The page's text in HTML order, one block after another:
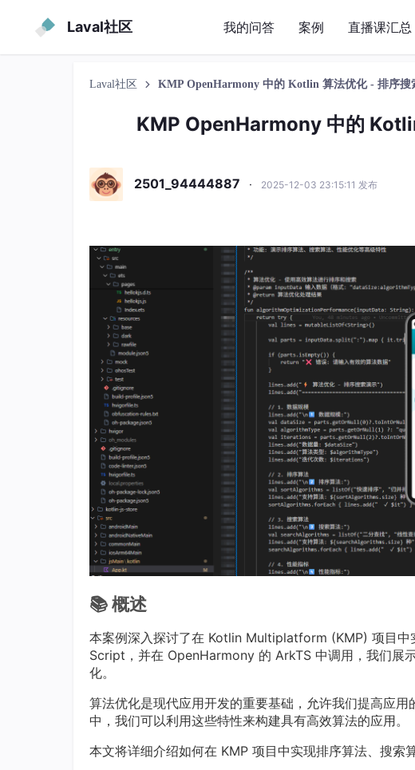
Laval社区 我的问答 案例 直播课汇总
Laval社区 KMP OpenHarmony 中的 Kotlin 算法优化 - 排序搜
KMP OpenHarmony 中的
2501_94444887 · 2025-12-03 23:15:11 发布
📚 概述
本案例深入探讨了在 Kotlin Multiplatform (KMP) 项目
Script，并在 OpenHarmony 的 ArkTS 中调用，我们展
化。
算法优化是现代应用开发的重要基础，允许我们提高应
中，我们可以利用这些特性来构建具有高效算法的应用。
本文将详细介绍如何在 KMP 项目中实现排序算法、搜索